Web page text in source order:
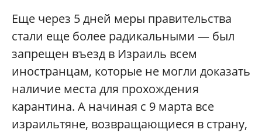
Еще через 5 дней меры правительства
стали еще более радикальными — был
запрещен въезд в Израиль всем
иностранцам, которые не могли доказать
наличие места для прохождения
карантина. А начиная с 9 марта все
израильтяне, возвращающиеся в страну,